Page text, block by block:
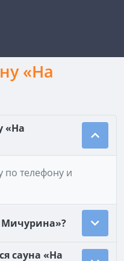
«На
«На
по телефону и
Мичурина»?
сауна «На